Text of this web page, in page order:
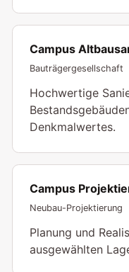
Campus
Bauträgergesellschaft
Hochwertige
Denkmalwertes.
Campus
Neubau-Projektierung
Planung und
ausgewählten